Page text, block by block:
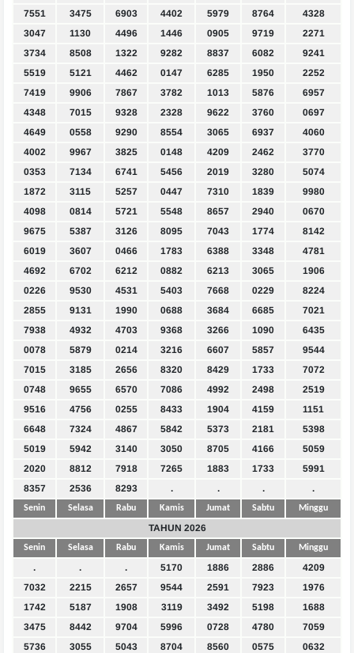
7551
3475 6903 4402 5979 8764
4328
3047
1130 4496 1446 0905 9719
2271
3734
8508 1322 9282 8837 6082
9241
5519
5121 4462 0147 6285 1950
2252
7419
9906 7867 3782 1013 5876
6957
4348
7015 9328 2328 9622 3760
0697
4649
0558 9290 8554 3065 6937
4060
4002
9967 3825 0148 4209 2462
3770
0353
7134 6741 5456 2019 3280
5074
1872
3115 5257 0447 7310 1839
9980
4098
0814 5721 5548 8657 2940
0670
9675
5387 3126 8095 7043 1774
8142
6019
3607 0466 1783 6388 3348
4781
4692
6702 6212 0882 6213 3065
1906
0226
9530 4531 5403 7668 0229
8224
2855
9131 1990 0688 3684 6685
7021
7938
4932 4703 9368 3266 1090
6435
0078
5879 0214 3216 6607 5857
9544
7015
3185 2656 8320 8429 1733
7072
0748
9655 6570 7086 4992 2498
2519
9516
4756 0255 8433 1904 4159
1151
6648
7324 4867 5842 5373 2181
5398
5019
5942 3140 3050 8705 4166
5059
2020
8812 7918 7265 1883 1733
5991
8357
2536 8293 . . . .
Senin Selasa Rabu Kamis Jumat Sabtu Minggu
TAHUN 2026
Senin Selasa Rabu Kamis Jumat Sabtu Minggu
. . . 5170 1886 2886
4209
7032
2215 2657 9544 2591 7923
1976
1742
5187 1908 3119 3492 5198
1688
3475
8442 9704 5996 0728 4780
7059
5736
3055 5043 8704 8560 0575
0632